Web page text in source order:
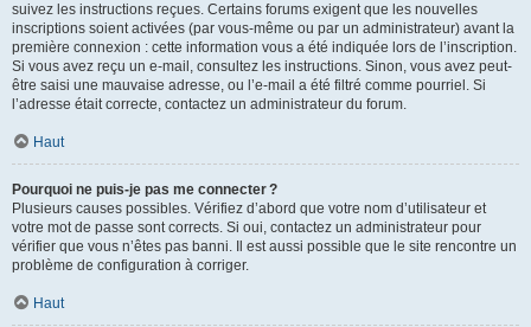
suivez les instructions reçues. Certains forums exigent que les nouvelles
inscriptions soient activées (par vous-même ou par un administrateur) avant la
première connexion : cette information vous a été indiquée lors de l’inscription.
Si vous avez reçu un e-mail, consultez les instructions. Sinon, vous avez peut-
être saisi une mauvaise adresse, ou l’e-mail a été filtré comme pourriel. Si
l’adresse était correcte, contactez un administrateur du forum.
Haut
Pourquoi ne puis-je pas me connecter ?
Plusieurs causes possibles. Vérifiez d’abord que votre nom d’utilisateur et
votre mot de passe sont corrects. Si oui, contactez un administrateur pour
vérifier que vous n’êtes pas banni. Il est aussi possible que le site rencontre un
problème de configuration à corriger.
Haut